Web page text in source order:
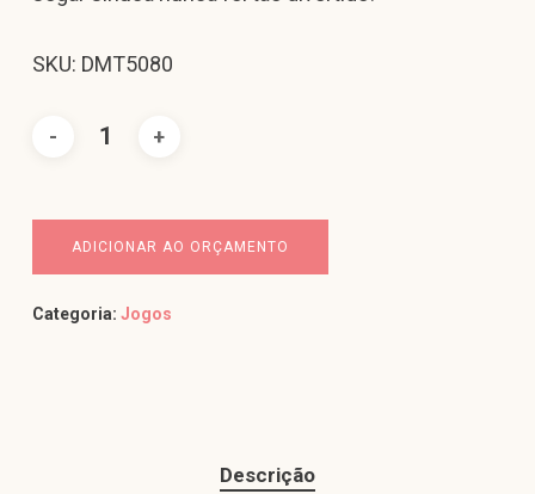
SKU: DMT5080
ADICIONAR AO ORÇAMENTO
Categoria: Jogos
Descrição